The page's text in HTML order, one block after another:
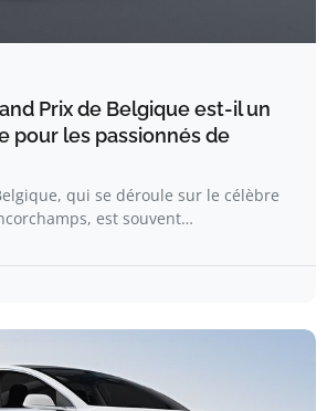
Prix de Belgique est-il un
pour les passionnés de
qui se déroule sur le célèbre
est souvent…